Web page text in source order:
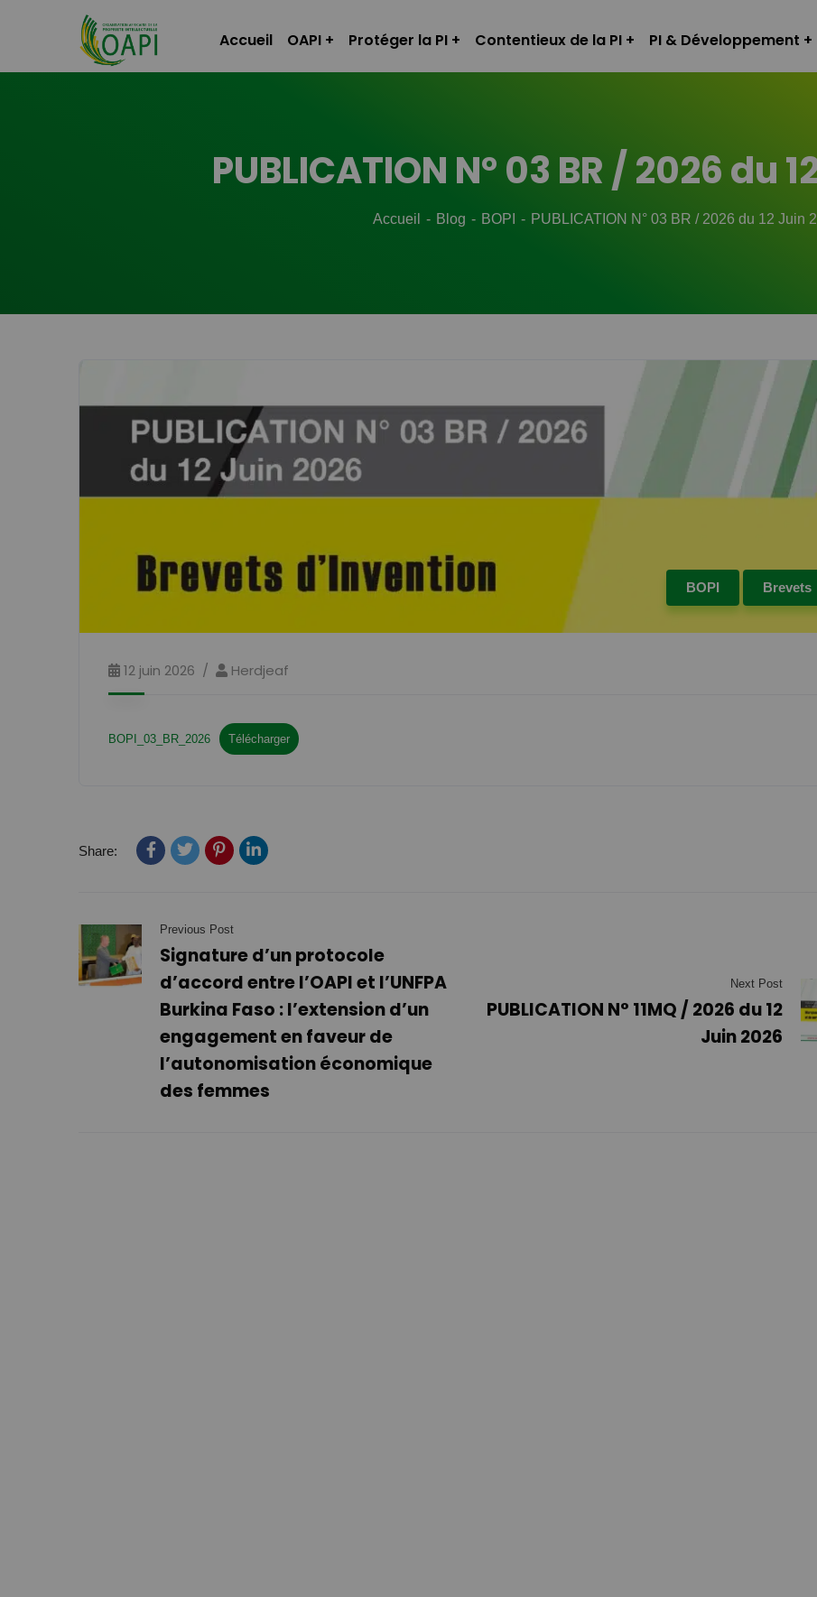
Accueil OAPI Protéger la PI Contentieux de la PI PI & Développement
PUBLICATION N° 03 BR / 2026 du
Accueil Blog BOPI PUBLICATION N° 03 BR / 2026 du 12 Juin
BOPI Brevets
12 juin 2026 Herdjeaf
BOPI_03_BR_2026 Télécharger
Share:
Previous Post
Signature d’un protocole
d’accord entre l’OAPI et l’UNFPA
Burkina Faso : l’extension d’un
engagement en faveur de
l’autonomisation économique
des femmes
Next Post
PUBLICATION N° 11MQ / 2026 du 12
Juin 2026